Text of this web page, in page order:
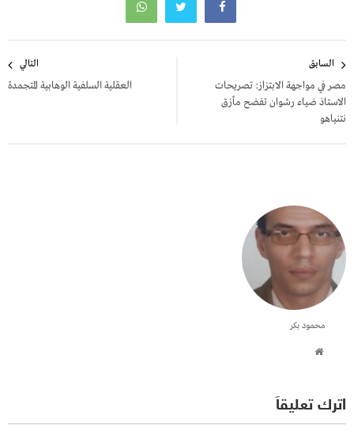
المقالات
السابق
مصر في مواجهة الابتزاز: تصريحات
الاستاذ ضياء رشوان تفضح مأزق
نتنياهو
التالي
العقلية السلفية الوهابية المتجمدة
محمود بكر
اترك تعليقاً